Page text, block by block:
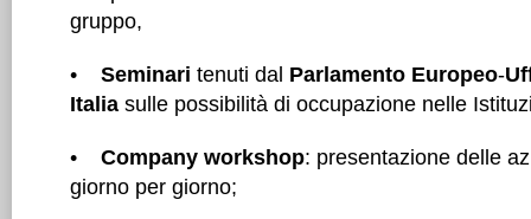
gruppo,
• Seminari tenuti dal Parlamento Europeo-
Italia sulle possibilità di occupazione nelle
• Company workshop: presentazione delle
giorno per giorno;